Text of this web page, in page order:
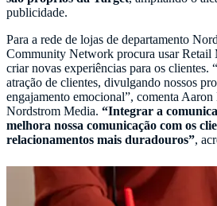
publicidade.
Para a rede de lojas de departamento
Community Network procura usar Retail
criar novas experiências para os clientes.
atração de clientes, divulgando nossos
engajamento emocional”, comenta
Nordstrom Media. “Integrar a
melhora nossa comunicação com os
relacionamentos mais duradouros”,